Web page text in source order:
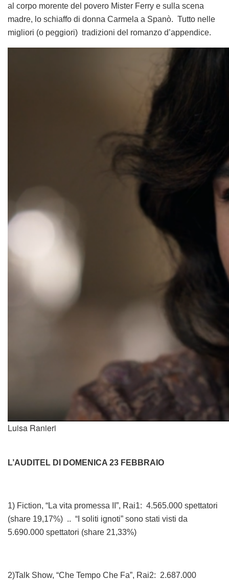
al corpo morente del povero Mister Ferry e sulla scena
madre, lo schiaffo di donna Carmela a Spanò. Tutto nelle
migliori (o peggiori) tradizioni del romanzo d’appendice.
Luisa Ranieri
L’AUDITEL DI DOMENICA 23 FEBBRAIO
1) Fiction, “La vita promessa II”, Rai1: 4.565.000 spettatori
(share 19,17%) .. “I soliti ignoti” sono stati visti da
5.690.000 spettatori (share 21,33%)
2)Talk Show, “Che Tempo Che Fa”, Rai2: 2.687.000